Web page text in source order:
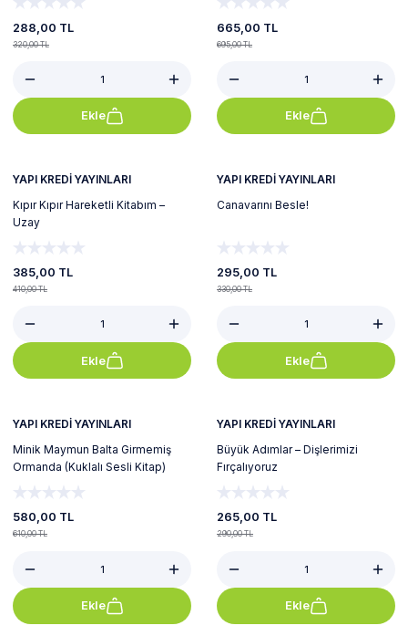
288,00 TL
320,00 TL
Ekle
665,00 TL
695,00 TL
Ekle
YAPI KREDİ YAYINLARI
Kıpır Kıpır Hareketli Kitabım –
Uzay
385,00 TL
410,00 TL
Ekle
Yeni
YAPI KREDİ YAYINLARI
Canavarını Besle!
295,00 TL
330,00 TL
Ekle
Yeni
YAPI KREDİ YAYINLARI
Minik Maymun Balta Girmemiş
Ormanda (Kuklalı Sesli Kitap)
580,00 TL
610,00 TL
Ekle
YAPI KREDİ YAYINLARI
Büyük Adımlar – Dişlerimizi
Fırçalıyoruz
265,00 TL
290,00 TL
Ekle